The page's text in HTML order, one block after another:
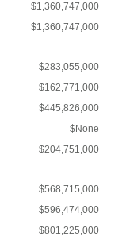
$1,360,747,000
$1,360,747,000
$283,055,000
$162,771,000
$445,826,000
$None
$204,751,000
$568,715,000
$596,474,000
$801,225,000